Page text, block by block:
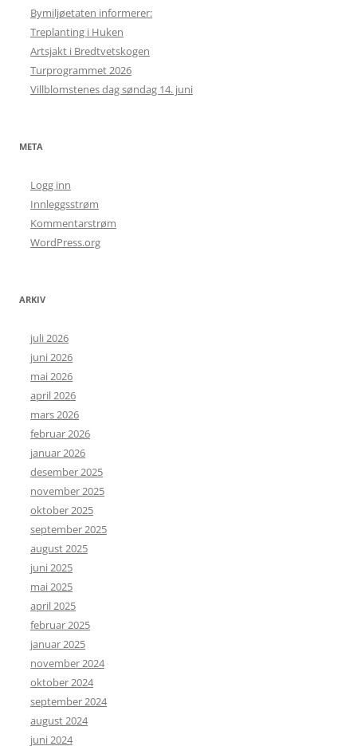
Bymiljøetaten informerer:
Treplanting i Huken
Artsjakt i Bredtvetskogen
Turprogrammet 2026
Villblomstenes dag søndag 14. juni
META
Logg inn
Innleggsstrøm
Kommentarstrøm
WordPress.org
ARKIV
juli 2026
juni 2026
mai 2026
april 2026
mars 2026
februar 2026
januar 2026
desember 2025
november 2025
oktober 2025
september 2025
august 2025
juni 2025
mai 2025
april 2025
februar 2025
januar 2025
november 2024
oktober 2024
september 2024
august 2024
juni 2024